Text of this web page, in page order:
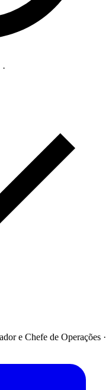
·
e Chefe de Operações ·